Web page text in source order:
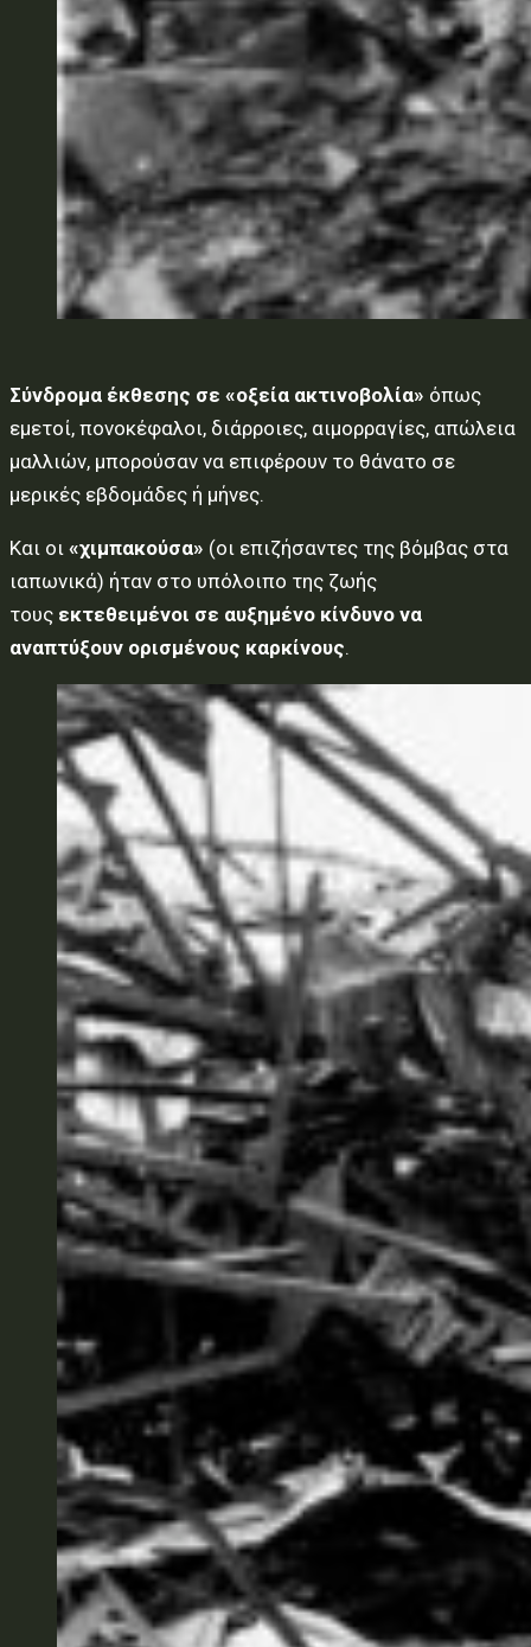
Σύνδρομα έκθεσης σε «οξεία ακτινοβολία» όπως
εμετοί, πονοκέφαλοι, διάρροιες, αιμορραγίες, απώλεια
μαλλιών, μπορούσαν να επιφέρουν το θάνατο σε
μερικές εβδομάδες ή μήνες.
Και οι «χιμπακούσα» (οι επιζήσαντες της βόμβας στα
ιαπωνικά) ήταν στο υπόλοιπο της ζωής
τους εκτεθειμένοι σε αυξημένο κίνδυνο να
αναπτύξουν ορισμένους καρκίνους.